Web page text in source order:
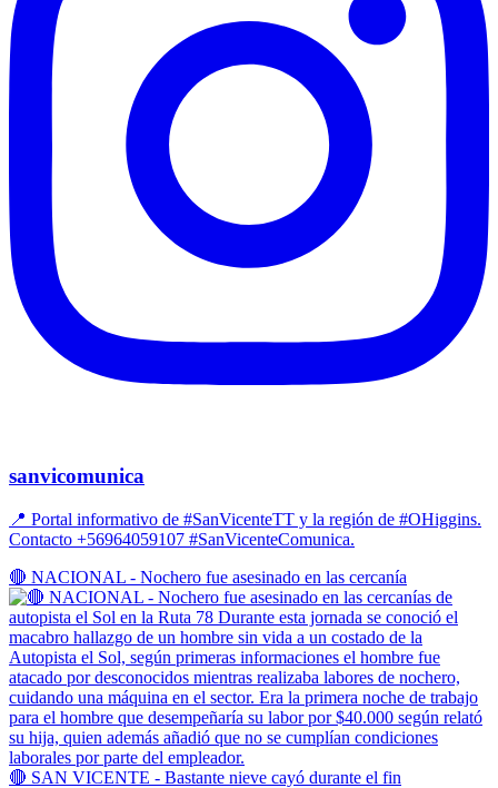
sanvicomunica
📍 Portal informativo de #SanVicenteTT y la región de #OHiggins.
Contacto +56964059107 #SanVicenteComunica.
🔴 NACIONAL - Nochero fue asesinado en las cercanía
🔴 SAN VICENTE - Bastante nieve cayó durante el fin